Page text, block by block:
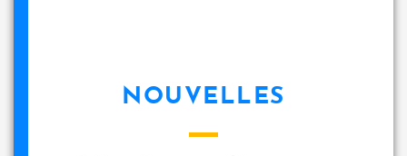
NOUVELLES